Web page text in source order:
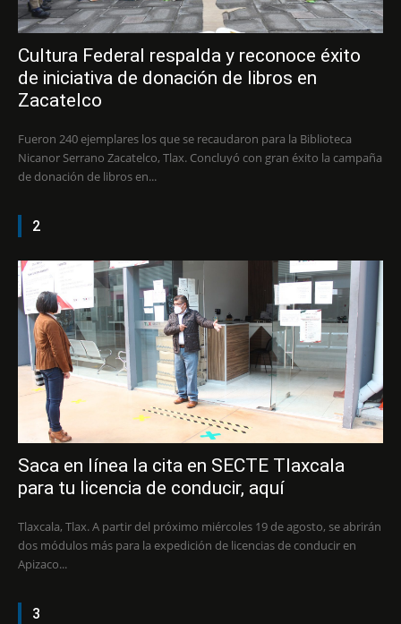
Cultura Federal respalda y reconoce éxito
de iniciativa de donación de libros en
Zacatelco
Fueron 240 ejemplares los que se recaudaron para la Biblioteca
Nicanor Serrano Zacatelco, Tlax. Concluyó con gran éxito la campaña
de donación de libros en...
2
Saca en línea la cita en SECTE Tlaxcala
para tu licencia de conducir, aquí
Tlaxcala, Tlax. A partir del próximo miércoles 19 de agosto, se abrirán
dos módulos más para la expedición de licencias de conducir en
Apizaco...
3